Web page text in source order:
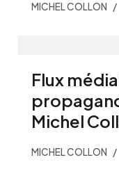
MICHEL COLLON
Flux
Michel
MICHEL COLLON